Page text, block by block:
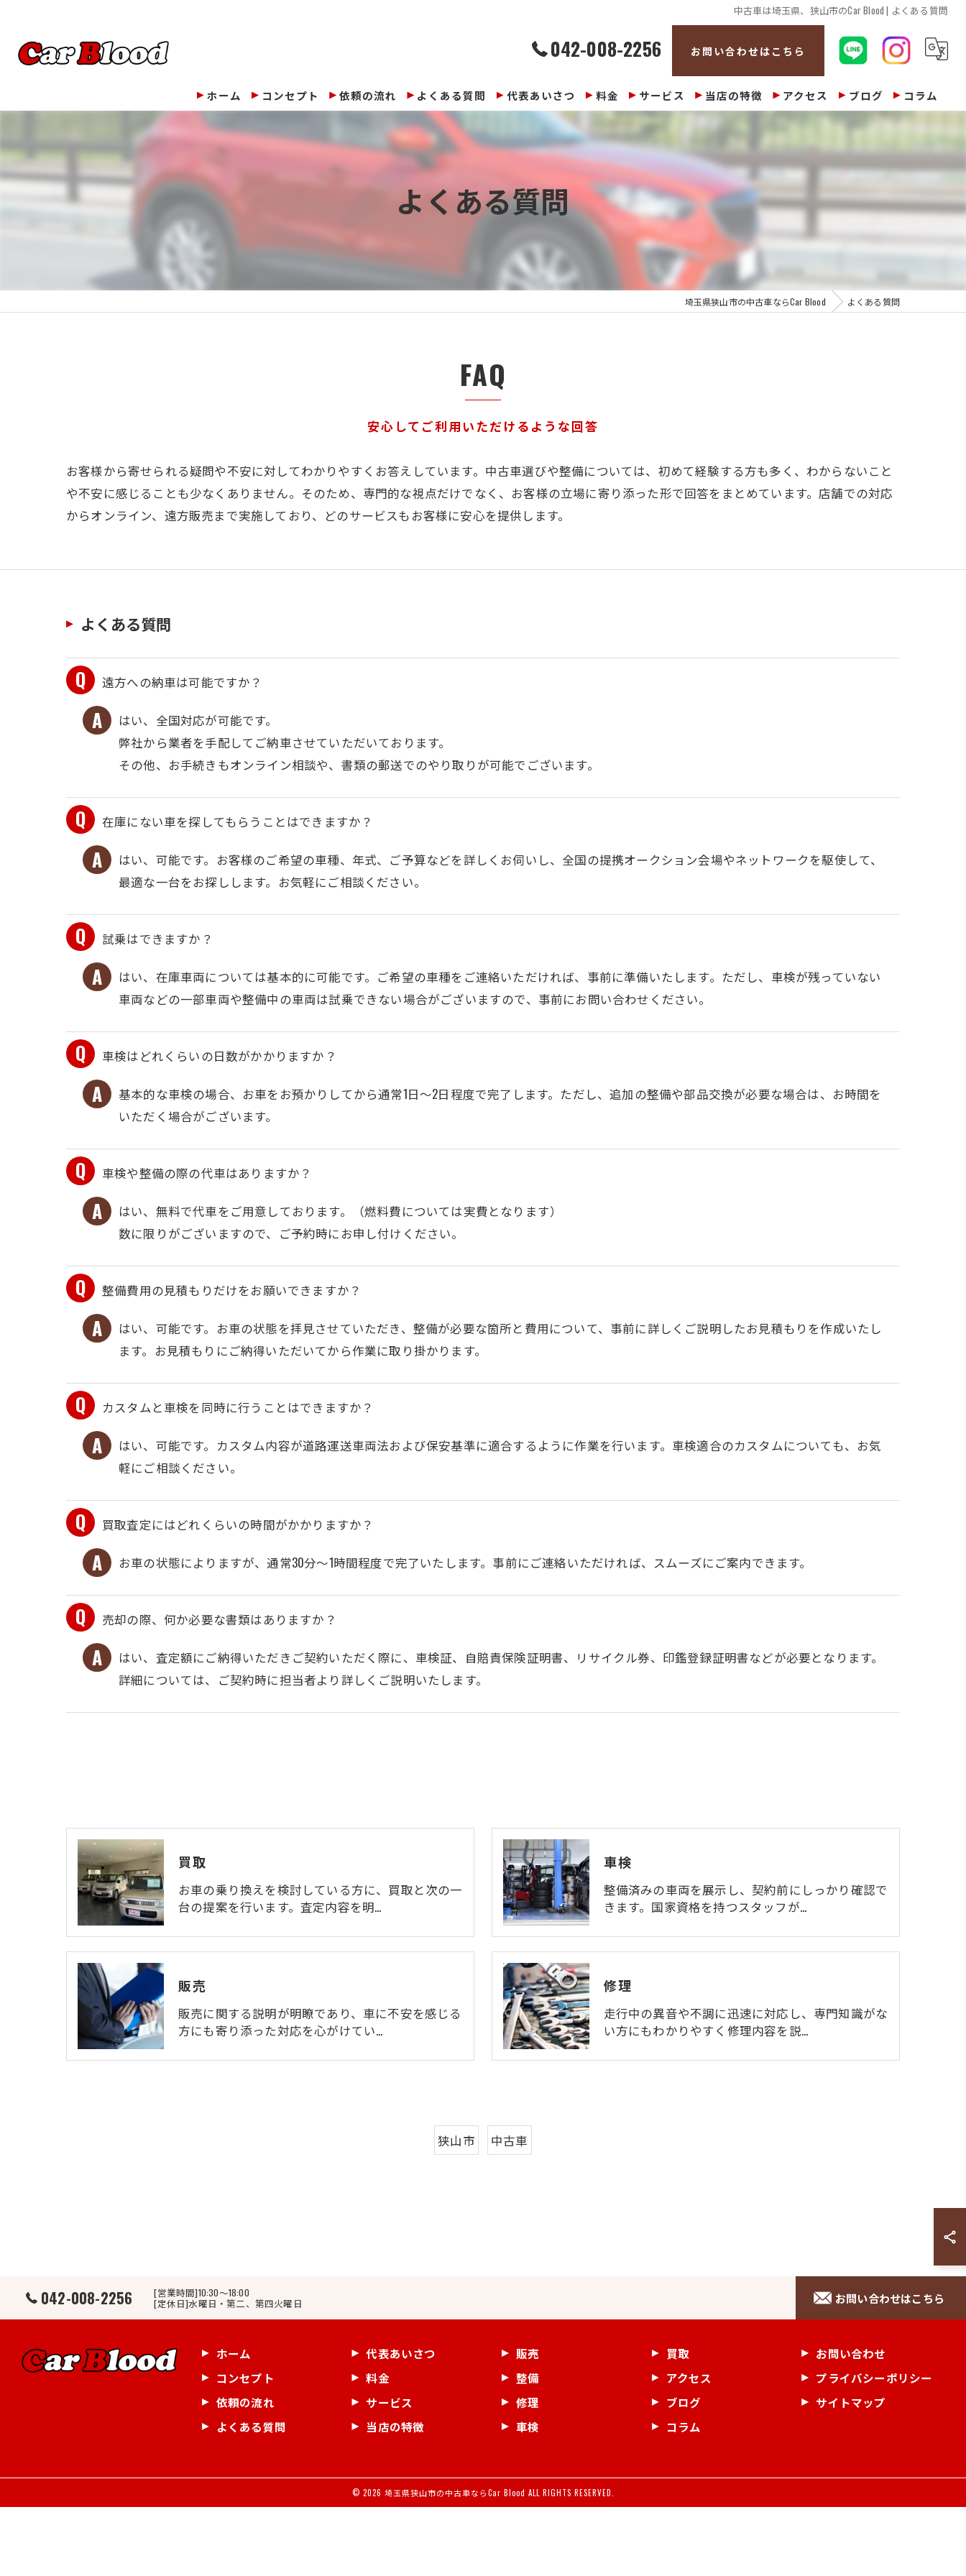
中古車は埼玉県、狭山市のCar Blood | よくある質問
042-008-2256 お問い合わせはこちら
ホーム コンセプト 依頼の流れ よくある質問 代表あいさつ 料金 サービス 当店の特徴
修理
車検
買取
アクセス ブログ コラム
よくある質問
埼玉県狭山市の中古車ならCar Blood よくある質問
安心してご利用いただけるような回答
FAQ
お客様から寄せられる疑問や不安に対してわかりやすくお答えしています。中古車選びや整備については、初めて経験する方も多く、わからないこと
や不安に感じることも少なくありません。そのため、専門的な視点だけでなく、お客様の立場に寄り添った形で回答をまとめています。店舗での対応
からオンライン、遠方販売まで実施しており、どのサービスもお客様に安心を提供します。
よくある質問
遠方への納車は可能ですか？
はい、全国対応が可能です。
弊社から業者を手配してご納車させていただいております。
その他、お手続きもオンライン相談や、書類の郵送でのやり取りが可能でございます。
在庫にない車を探してもらうことはできますか？
はい、可能です。お客様のご希望の車種、年式、ご予算などを詳しくお伺いし、全国の提携オークション会場やネットワークを駆使して、
最適な一台をお探しします。お気軽にご相談ください。
試乗はできますか？
はい、在庫車両については基本的に可能です。ご希望の車種をご連絡いただければ、事前に準備いたします。ただし、車検が残っていない
車両などの一部車両や整備中の車両は試乗できない場合がございますので、事前にお問い合わせください。
車検はどれくらいの日数がかかりますか？
基本的な車検の場合、お車をお預かりしてから通常1日～2日程度で完了します。ただし、追加の整備や部品交換が必要な場合は、お時間を
いただく場合がございます。
車検や整備の際の代車はありますか？
はい、無料で代車をご用意しております。（燃料費については実費となります）
数に限りがございますので、ご予約時にお申し付けください。
整備費用の見積もりだけをお願いできますか？
はい、可能です。お車の状態を拝見させていただき、整備が必要な箇所と費用について、事前に詳しくご説明したお見積もりを作成いたし
ます。お見積もりにご納得いただいてから作業に取り掛かります。
カスタムと車検を同時に行うことはできますか？
はい、可能です。カスタム内容が道路運送車両法および保安基準に適合するように作業を行います。車検適合のカスタムについても、お気
軽にご相談ください。
買取査定にはどれくらいの時間がかかりますか？
お車の状態によりますが、通常30分～1時間程度で完了いたします。事前にご連絡いただければ、スムーズにご案内できます。
売却の際、何か必要な書類はありますか？
はい、査定額にご納得いただきご契約いただく際に、車検証、自賠責保険証明書、リサイクル券、印鑑登録証明書などが必要となります。
詳細については、ご契約時に担当者より詳しくご説明いたします。
買取
お車の乗り換えを検討している方に、買取と次の一
台の提案を行います。査定内容を明…
車検
整備済みの車両を展示し、契約前にしっかり確認で
きます。国家資格を持つスタッフが…
販売
販売に関する説明が明瞭であり、車に不安を感じる
方にも寄り添った対応を心がけてい…
修理
走行中の異音や不調に迅速に対応し、専門知識がな
い方にもわかりやすく修理内容を説…
狭山市 中古車
042-008-2256 [営業時間]10:30～18:00
[定休日]水曜日・第二、第四火曜日 お問い合わせはこちら
ホーム
コンセプト
依頼の流れ
よくある質問
代表あいさつ
料金
サービス
当店の特徴
販売
整備
修理
車検
買取
アクセス
ブログ
コラム
お問い合わせ
プライバシーポリシー
サイトマップ
© 2026 埼玉県狭山市の中古車ならCar Blood ALL RIGHTS RESERVED.
お問い合わせはこちら